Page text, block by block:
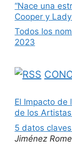
“Nace una
Cooper y
Todos los
2023
El Impacto de
de los
5 datos
Jiménez